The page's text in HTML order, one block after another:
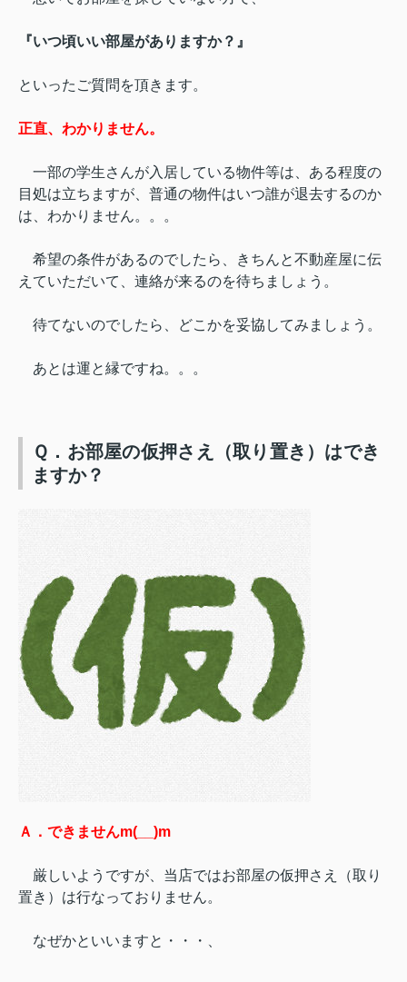
『いつ頃いい部屋がありますか？』
といったご質問を頂きます。
正直、わかりません。
一部の学生さんが入居している物件等は、 ある程度の
目処は立ちますが、 普通の物件はいつ誰が退去するのか
は、わかりません。。。
希望の条件があるのでしたら、きちんと不動産屋に伝
えていただいて、連絡が来るのを待ちましょう。
待てないのでしたら、どこかを妥協してみましょう。
あとは運と縁ですね。。。
Ｑ．お部屋の仮押さえ（取り置き）はでき
ますか？
Ａ．できませんm(__)m
厳しいようですが、当店ではお部屋の仮押さえ（取り
置き）は行なっておりません。
なぜかといいますと・・・、